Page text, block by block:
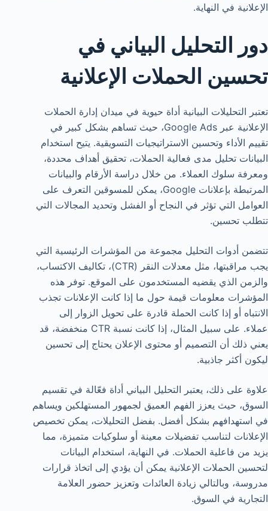
الإعلانية في النهاية.
دور التحليل البياني في
تحسين الحملات الإعلانية
تعتبر التحليلات البيانية أداة حيوية في ميدان إدارة الحملات
الإعلانية عبر Google Ads، حيث تساهم بشكل كبير في
تقييم الأداء وتحسين الاستراتيجيات التسويقية. يتيح استخدام
البيانات تحليل مدى فعالية الحملات، تحقيق أهداف محددة،
ومعرفة سلوك العملاء. من خلال دراسة الأرقام والبيانات
المرتبطة بإعلانات Google، يمكن للمسوقين التعرف على
العوامل التي تؤثر في النجاح أو الفشل وتحديد المجالات التي
تتطلب تحسين.
تتضمن أدوات التحليل مجموعة من المؤشرات الرئيسية التي
يجب مراقبتها، مثل معدلات النقر (CTR)، تكاليف الاكتساب،
والزمن الذي يقضيه المستخدمون على الموقع. توفر هذه
المؤشرات معلومات قيمة حول ما إذا كانت الإعلانات تجذب
الانتباه أو إذا كانت الحملة قادرة على تحويل الزوار إلى
عملاء. على سبيل المثال، إذا كانت نسبة CTR منخفضة، قد
يعني ذلك أن التصميم أو محتوى الإعلان يحتاج إلى تحسين
ليكون أكثر جاذبية.
علاوة على ذلك، يعتبر التحليل البياني أداة فعّالة في تقسيم
السوق، حيث يعزز الفهم العميق لجمهور المستهلكين ويساهم
في استهدافهم بشكل أفضل. بفضل التحليلات، يمكن تخصيص
الإعلانات لتناسب تفضيلات معينة أو سلوكيات متميزة، مما
يزيد من فاعلية الحملات. في النهاية، استخدام البيانات
لتحسين الحملات الإعلانية يمكن أن يؤدي إلى اتخاذ قرارات
مدروسة، وبالتالي زيادة العائدات وتعزيز حضور العلامة
التجارية في السوق.